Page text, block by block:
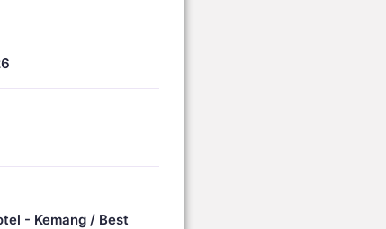
- Kemang / Best